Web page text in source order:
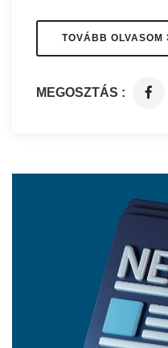
TOVÁBB OLVASOM
MEGOSZTÁS :